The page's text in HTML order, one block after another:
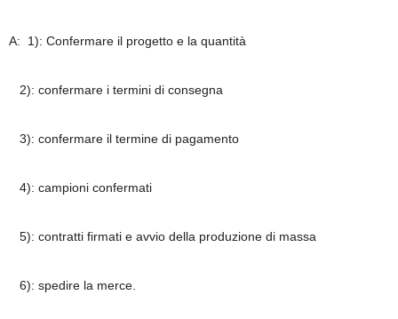
A: 1): Confermare il progetto e la quantità
2): confermare i termini di consegna
3): confermare il termine di pagamento
4): campioni confermati
5): contratti firmati e avvio della produzione di massa
6): spedire la merce.